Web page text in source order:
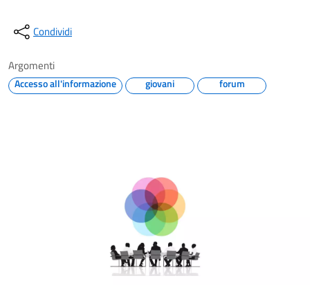
Condividi
Argomenti
Accesso all'informazione giovani forum